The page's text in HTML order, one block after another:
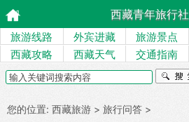
西藏青年旅行社
旅游线路 外宾进藏 旅游景点
西藏攻略
西藏天气 交通指南
您的位置: 西藏旅游 > 旅行问答 >